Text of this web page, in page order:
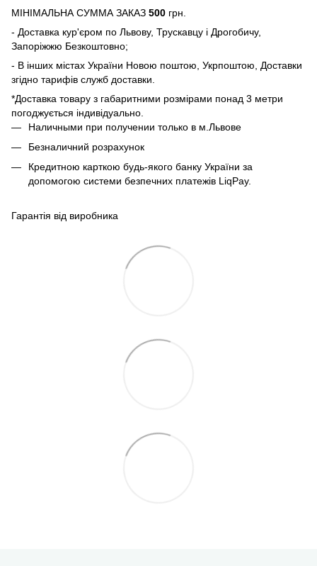
МІНІМАЛЬНА СУММА ЗАКАЗ 500 грн.
- Доставка кур'єром по Львову, Трускавцу і Дрогобичу,
Запоріжжю Безкоштовно;
- В інших містах України Новою поштою, Укрпоштою, Доставки
згідно тарифів служб доставки.
*Доставка товару з габаритними розмірами понад 3 метри
погоджується індивідуально.
Наличными при получении только в м.Львове
Безналичний розрахунок
Кредитною карткою будь-якого банку України за
допомогою системи безпечних платежів LiqPay.
Гарантія від виробника